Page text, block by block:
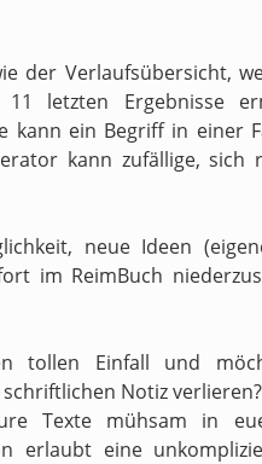
der Verlaufsübersicht,
letzten Ergebnisse
kann ein Begriff in einer
kann zufällige, sich
neue Ideen
im ReimBuch
tollen Einfall und
Notiz
Texte mühsam in
erlaubt eine